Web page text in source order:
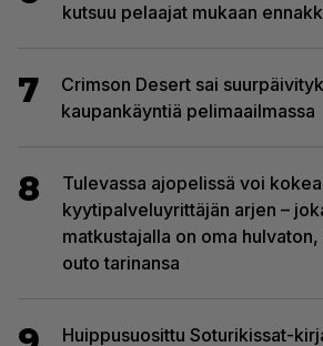
kutsuu pelaajat mukaan
7
Crimson Desert sai
kaupankäyntiä pelimaailmassa
8
Tulevassa ajopelissä voi kokea
kyytipalveluyrittäjän arjen –
matkustajalla on oma
outo tarinansa
Huippusuosittu Soturikissat-